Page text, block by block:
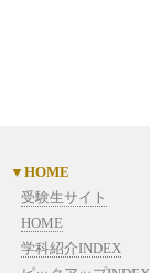
HOME
受験生サイト
HOME
学科紹介INDEX